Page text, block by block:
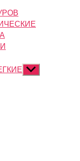
Показывать
подменю